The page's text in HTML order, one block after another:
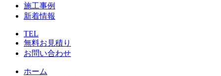
施工事例
新着情報
TEL
無料お見積り
お問い合わせ
ホーム